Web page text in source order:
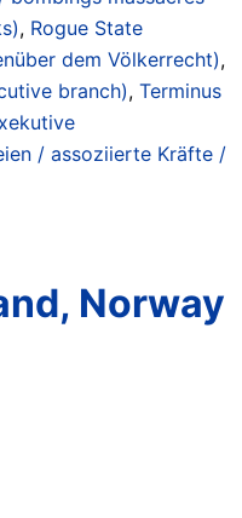
, Rogue State
dem Völkerrecht),
branch), Terminus
/ assoziierte Kräfte /
Norway